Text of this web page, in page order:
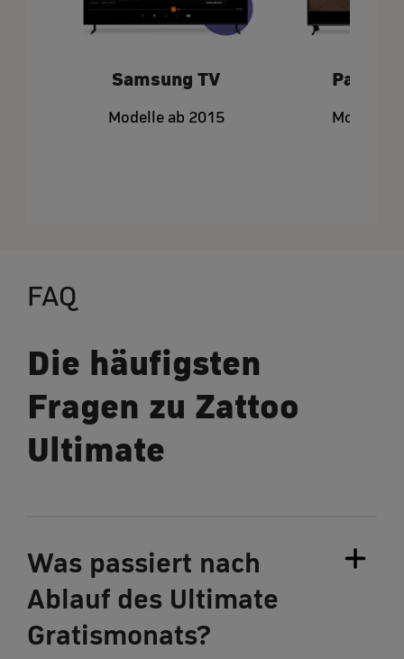
Samsung TV
Modelle ab 2015 Modelle
FAQ
Die häufigsten
Fragen zu Zattoo
Ultimate
Was passiert nach
Ablauf des Ultimate
Gratismonats?